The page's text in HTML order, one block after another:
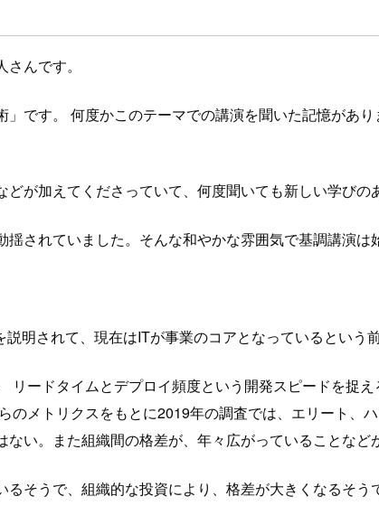
んです。
です。 何度かこのテーマでの講演を聞いた記憶があ
が加えてくださっていて、何度聞いても新しい学びの
されていました。そんな和やかな雰囲気で基調講演は
明されて、現在はITが事業のコアとなっているという
ードタイムとデプロイ頻度という開発スピードを捉
のメトリクスをもとに2019年の調査では、エリート、
い。また組織間の格差が、年々広がっていることなど
そうで、組織的な投資により、格差が大きくなるそう